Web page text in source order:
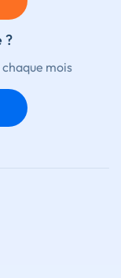
?
mois